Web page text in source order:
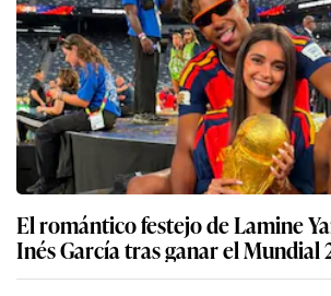
El romántico festejo de Lamine
Inés García tras ganar el Mundial